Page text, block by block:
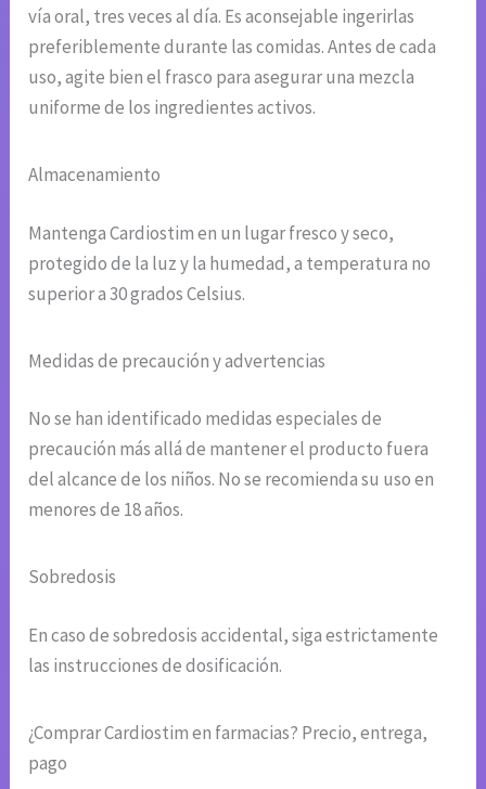
vía oral, tres veces al día. Es aconsejable ingerirlas
preferiblemente durante las comidas. Antes de cada
uso, agite bien el frasco para asegurar una mezcla
uniforme de los ingredientes activos.
Almacenamiento
Mantenga Cardiostim en un lugar fresco y seco,
protegido de la luz y la humedad, a temperatura no
superior a 30 grados Celsius.
Medidas de precaución y advertencias
No se han identificado medidas especiales de
precaución más allá de mantener el producto fuera
del alcance de los niños. No se recomienda su uso en
menores de 18 años.
Sobredosis
En caso de sobredosis accidental, siga estrictamente
las instrucciones de dosificación.
¿Comprar Cardiostim en farmacias? Precio, entrega,
pago